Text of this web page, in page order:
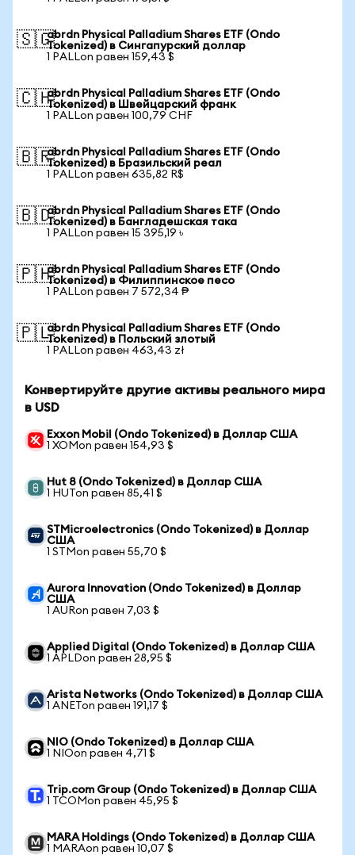
🇸🇬abrdn Physical Palladium Shares ETF (Ondo
Tokenized) в Сингапурский доллар
1 PALLon равен 159,43 $
🇨🇭abrdn Physical Palladium Shares ETF (Ondo
Tokenized) в Швейцарский франк
1 PALLon равен 100,79 CHF
🇧🇷abrdn Physical Palladium Shares ETF (Ondo
Tokenized) в Бразильский реал
1 PALLon равен 635,82 R$
🇧🇩abrdn Physical Palladium Shares ETF (Ondo
Tokenized) в Бангладешская така
1 PALLon равен 15 395,19 ৳
🇵🇭abrdn Physical Palladium Shares ETF (Ondo
Tokenized) в Филиппинское песо
1 PALLon равен 7 572,34 ₱
🇵🇱abrdn Physical Palladium Shares ETF (Ondo
Tokenized) в Польский злотый
1 PALLon равен 463,43 zł
Конвертируйте другие активы реального мира
в USD
Exxon Mobil (Ondo Tokenized) в Доллар США
1 XOMon равен 154,93 $
Hut 8 (Ondo Tokenized) в Доллар США
1 HUTon равен 85,41 $
STMicroelectronics (Ondo Tokenized) в Доллар
США
1 STMon равен 55,70 $
Aurora Innovation (Ondo Tokenized) в Доллар
США
1 AURon равен 7,03 $
Applied Digital (Ondo Tokenized) в Доллар США
1 APLDon равен 28,95 $
Arista Networks (Ondo Tokenized) в Доллар США
1 ANETon равен 191,17 $
NIO (Ondo Tokenized) в Доллар США
1 NIOon равен 4,71 $
Trip.com Group (Ondo Tokenized) в Доллар США
1 TCOMon равен 45,95 $
MARA Holdings (Ondo Tokenized) в Доллар США
1 MARAon равен 10,07 $